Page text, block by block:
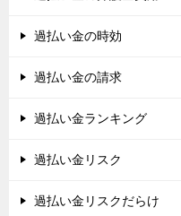
過払い金の時効
過払い金の請求
過払い金ランキング
過払い金リスク
過払い金リスクだらけ